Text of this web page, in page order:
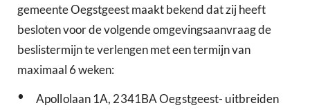
gemeente Oegstgeest maakt bekend dat zij heeft
besloten voor de volgende omgevingsaanvraag de
beslistermijn te verlengen met een termijn van
maximaal 6 weken:
•
Apollolaan 1A, 2341BA Oegstgeest- uitbreiden